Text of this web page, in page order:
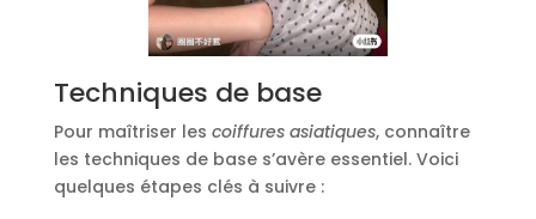
Techniques de base
Pour maîtriser les coiffures asiatiques, connaître
les techniques de base s’avère essentiel. Voici
quelques étapes clés à suivre :